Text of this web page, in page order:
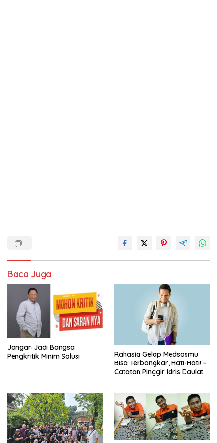
Baca Juga
Jangan Jadi Bangsa
Pengkritik Minim Solusi
Rahasia Gelap Medsosmu
Bisa Terbongkar, Hati-Hati! –
Catatan Pinggir Idris Daulat